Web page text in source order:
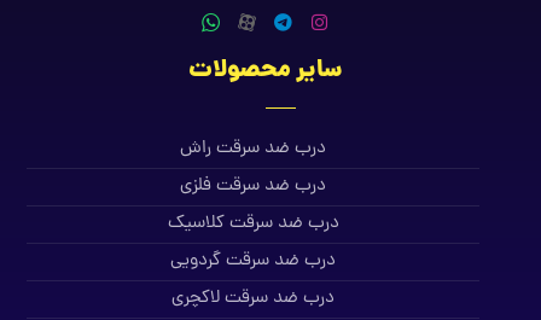
سایر محصولات
درب ضد سرقت راش
درب ضد سرقت فلزی
درب ضد سرقت کلاسیک
درب ضد سرقت گردویی
درب ضد سرقت لاکچری